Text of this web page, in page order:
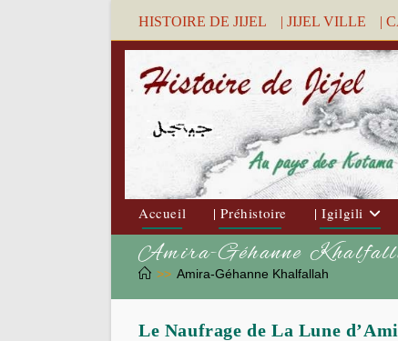
HISTOIRE DE JIJEL | JIJEL VILLE |
Accueil | Préhistoire | Igilgili
Amira-Géhanne
>> Amira-Géhanne Khalfallah
Le Naufrage de La Lune